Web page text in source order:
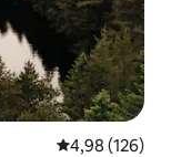
Середня
4,98 (126)